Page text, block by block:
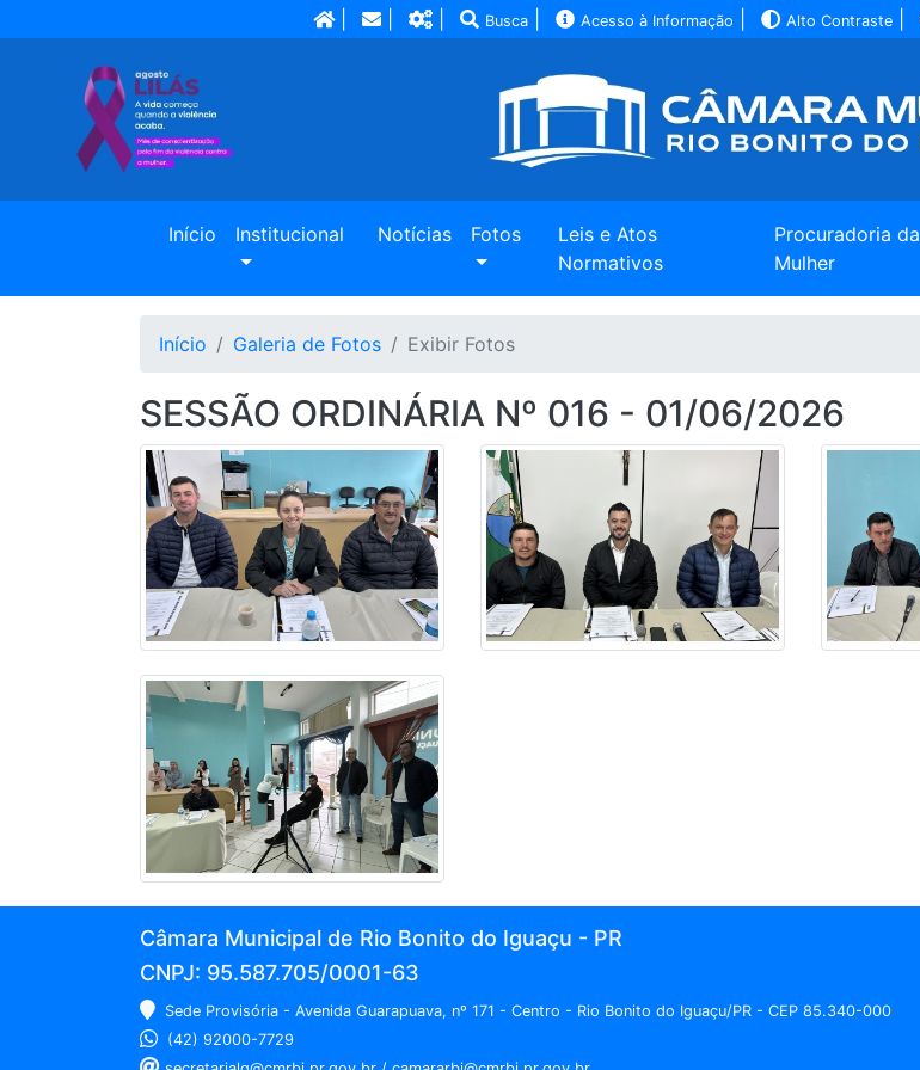
| Busca Acesso à Informação Alto Contraste
Início (current)
Institucional Notícias Fotos
Leis e Atos
Normativos
Procuradoria da
Mulher
Início Galeria de Fotos Exibir Fotos
SESSÃO ORDINÁRIA Nº 016 - 01/06/2026
Câmara Municipal de Rio Bonito do Iguaçu - PR
CNPJ: 95.587.705/0001-63
Sede Provisória - Avenida Guarapuava, nº 171 - Centro - Rio Bonito do Iguaçu/PR - CEP 85.340-000
(42) 92000-7729